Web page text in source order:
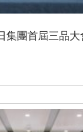
集團首屆三品大